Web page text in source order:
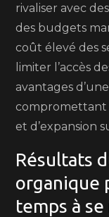
rivaliser avec
des budgets
coût élevé des
limiter l’accès
avantages
compromettant
et d’expansion
Résultats
organique
temps à